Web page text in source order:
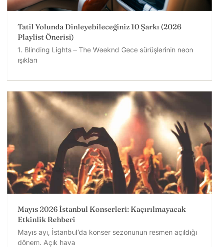
Tatil Yolunda Dinleyebileceğiniz 10 Şarkı (2026
Playlist Önerisi)
1. Blinding Lights – The Weeknd Gece sürüşlerinin neon
ışıkları
Mayıs 2026 İstanbul Konserleri: Kaçırılmayacak
Etkinlik Rehberi
Mayıs ayı, İstanbul’da konser sezonunun resmen açıldığı
dönem. Açık hava